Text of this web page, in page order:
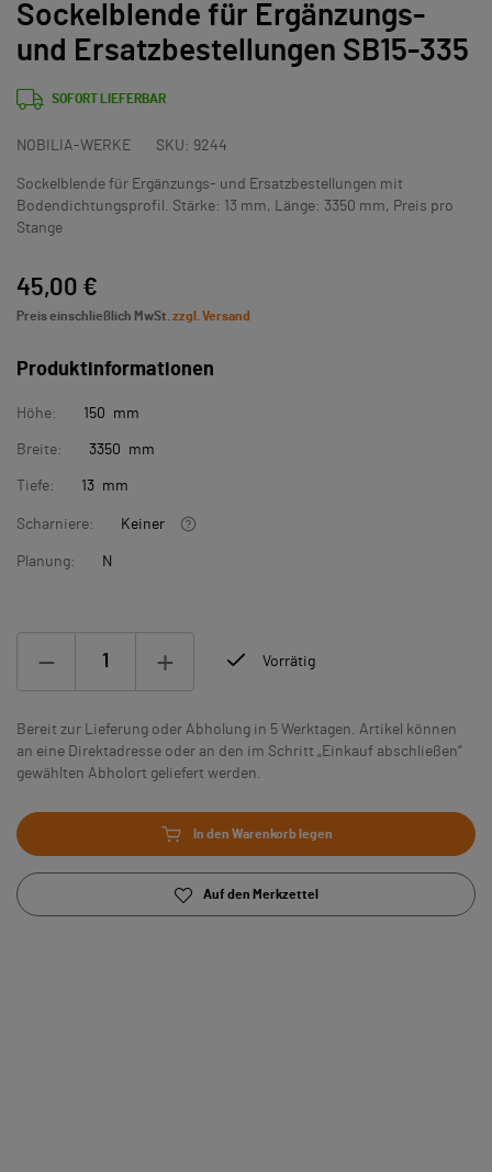
Sockelblende für Ergänzungs-
und Ersatzbestellungen SB15-335
SOFORT LIEFERBAR
NOBILIA-WERKE SKU: 9244
Sockelblende für Ergänzungs- und Ersatzbestellungen mit
Bodendichtungsprofil. Stärke: 13 mm, Länge: 3350 mm, Preis pro
Stange
45,00 €
Preis einschließlich MwSt. zzgl. Versand
Produktinformationen
Höhe: 150 mm
Breite: 3350 mm
Tiefe: 13 mm
Scharniere: Keiner
Planung: N
Vorrätig
Bereit zur Lieferung oder Abholung in 5 Werktagen. Artikel können
an eine Direktadresse oder an den im Schritt „Einkauf abschließen“
gewählten Abholort geliefert werden.
In den Warenkorb legen
Auf den Merkzettel